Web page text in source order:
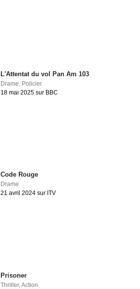
L'Attentat du vol Pan Am 103
Drame, Policier
18 mai 2025 sur BBC
Code Rouge
Drame
21 avril 2024 sur ITV
Prisoner
Thriller,Action